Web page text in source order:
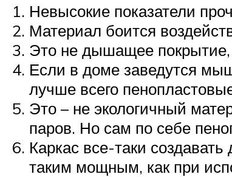
Невысокие показатели
Материал боится
Это не дышащее покрытие,
Если в доме заведутся
лучше всего
Это – не экологичный
паров. Но сам по себе
Каркас все-таки
таким мощным, как при